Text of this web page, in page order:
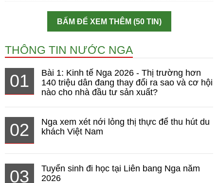
BẤM ĐỂ XEM THÊM (50 TIN)
THÔNG TIN NƯỚC NGA
01
Bài 1: Kinh tế Nga 2026 - Thị trường hơn
140 triệu dân đang thay đổi ra sao và cơ hội
nào cho nhà đầu tư sản xuất?
02
Nga xem xét nới lỏng thị thực để thu hút du
khách Việt Nam
03
Tuyển sinh đi học tại Liên bang Nga năm
2026